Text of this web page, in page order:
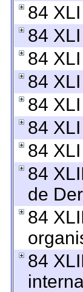
84
84
84
84
84
84
84
84
de
84
84